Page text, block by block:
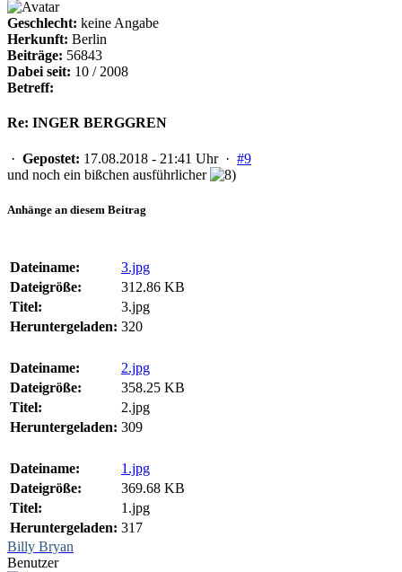
Geschlecht: keine Angabe
Herkunft: Berlin
Beiträge: 56843
Dabei seit: 10 / 2008
Betreff:
Re: INGER BERGGREN
· Gepostet: 17.08.2018 - 21:41 Uhr · #9
und noch ein bißchen ausführlicher
Anhänge an diesem Beitrag
Dateiname:
3.jpg
Dateigröße:
312.86 KB
Titel:
3.jpg
Heruntergeladen: 320
Dateiname:
2.jpg
Dateigröße:
358.25 KB
Titel:
2.jpg
Heruntergeladen: 309
Dateiname:
1.jpg
Dateigröße:
369.68 KB
Titel:
1.jpg
Heruntergeladen: 317
Billy Bryan
Benutzer